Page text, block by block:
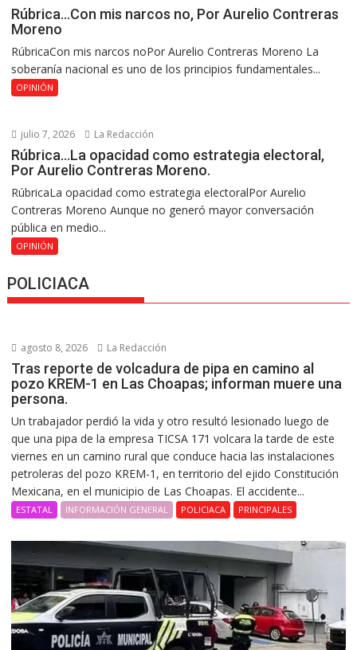
Rúbrica…Con mis narcos no, Por Aurelio Contreras
Moreno
RúbricaCon mis narcos noPor Aurelio Contreras Moreno La
soberanía nacional es uno de los principios fundamentales...
OPINIÓN
julio 7, 2026 La Redacción
Rúbrica…La opacidad como estrategia electoral,
Por Aurelio Contreras Moreno.
RúbricaLa opacidad como estrategia electoralPor Aurelio
Contreras Moreno Aunque no generó mayor conversación
pública en medio...
OPINIÓN
POLICIACA
agosto 8, 2026 La Redacción
Tras reporte de volcadura de pipa en camino al
pozo KREM-1 en Las Choapas; informan muere una
persona.
Un trabajador perdió la vida y otro resultó lesionado luego de
que una pipa de la empresa TICSA 171 volcara la tarde de este
viernes en un camino rural que conduce hacia las instalaciones
petroleras del pozo KREM-1, en territorio del ejido Constitución
Mexicana, en el municipio de Las Choapas. El accidente...
ESTATAL INFORMACIÓN GENERAL POLICIACA PRINCIPALES